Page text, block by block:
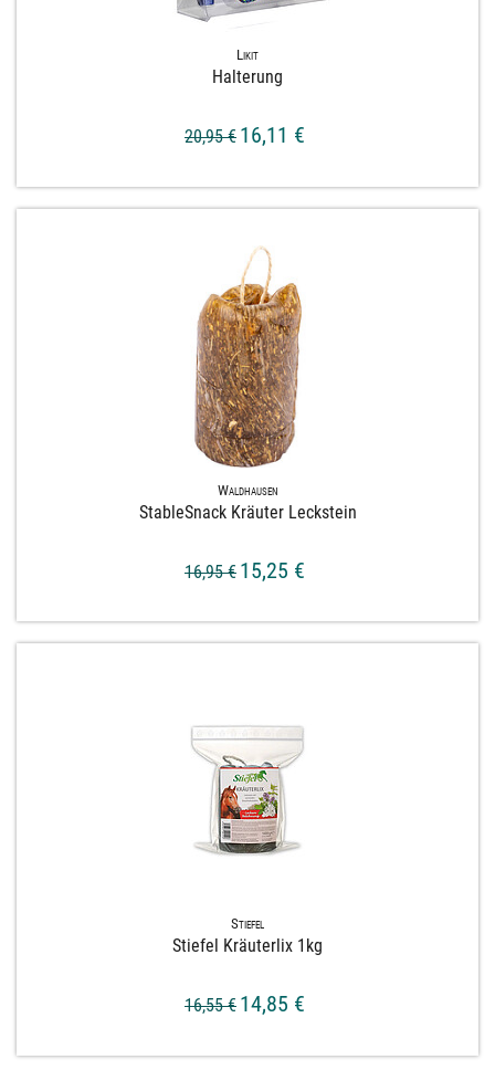
Likit
Halterung
20,95 € 16,11 €
Waldhausen
StableSnack Kräuter Leckstein
16,95 € 15,25 €
Stiefel
Stiefel Kräuterlix 1kg
16,55 € 14,85 €